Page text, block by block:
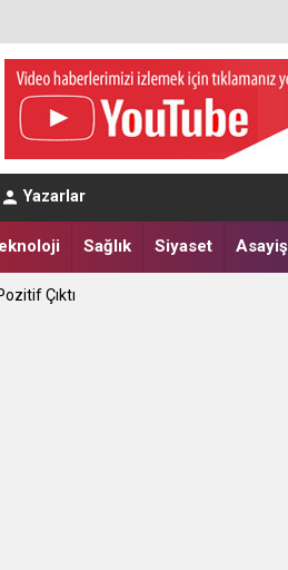
Yazarlar
Sağlık Siyaset Asayiş
Çıktı